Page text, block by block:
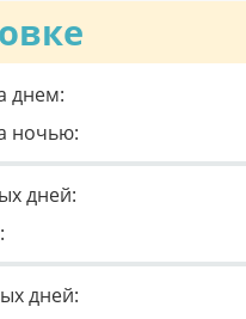
днем:
ночью:
дней:
дней: